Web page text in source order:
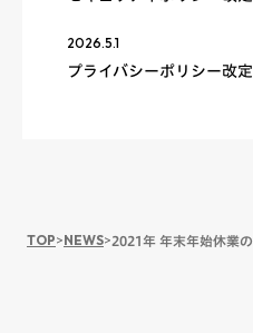
2026.5.1
プライバシーポリシー改
TOP>NEWS>2021年 年末年始休業